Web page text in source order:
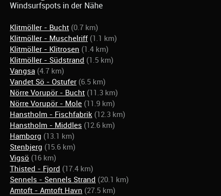
Windsurfspots in der Nähe
Klitmöller - Bucht (0.7 km)
Klitmöller - Muschelriff (1.1 km)
Klitmöller - Klitrosen (1.4 km)
Klitmöller - Südstrand (1.5 km)
Vangsa (4.7 km)
Vandet Sö - Ostufer (6.5 km)
Nörre Vorupör - Bucht (11.3 km)
Nörre Vorupör - Mole (11.9 km)
Hanstholm - Fischfabrik (12.3 km)
Hanstholm - Middles (12.6 km)
Hamborg (13.1 km)
Stenbjerg (15.6 km)
Vigsö (16 km)
Thisted - Fjord (17.4 km)
Sennels - Sennels Strand (20.1 km)
Amtoft - Amtoft Havn (27.5 km)